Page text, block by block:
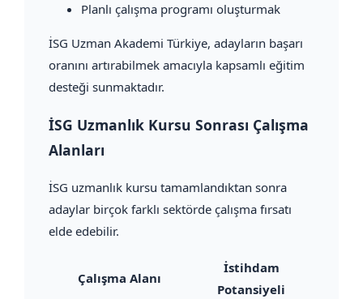
Planlı çalışma programı oluşturmak
İSG Uzman Akademi Türkiye, adayların başarı
oranını artırabilmek amacıyla kapsamlı eğitim
desteği sunmaktadır.
İSG Uzmanlık Kursu Sonrası Çalışma
Alanları
İSG uzmanlık kursu tamamlandıktan sonra
adaylar birçok farklı sektörde çalışma fırsatı
elde edebilir.
Çalışma Alanı
İstihdam
Potansiyeli